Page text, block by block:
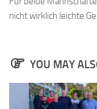
Verein
Mitglied werden
nicht wirklich leichte
YOU MAY